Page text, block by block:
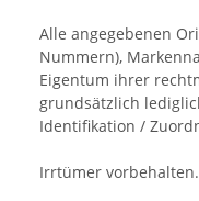
Alle angegebenen
Nummern),
Eigentum ihrer
grundsätzlich
Identifikation /
Irrtümer vorbehalten.